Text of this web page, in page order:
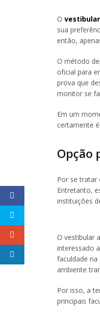
O vestibular
sua
então,
O método
oficial para
prova que
monitor se
Em um
certamente
Opção
Por se tratar
Entretanto,
instituições
O vestibular
interessado
faculdade
ambiente
Por isso, a
principais